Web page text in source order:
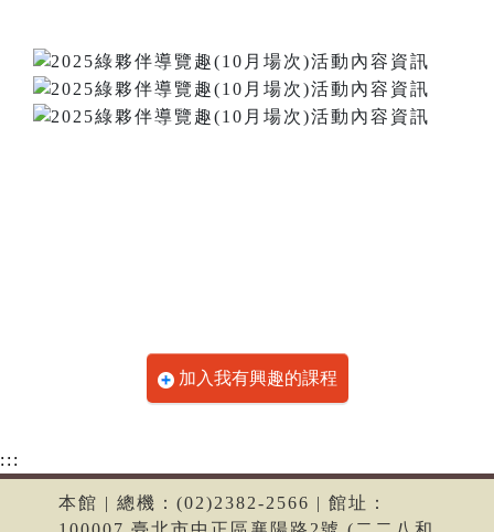
加入我有興趣的課程
:::
本館 | 總機：(02)2382-2566 | 館址：